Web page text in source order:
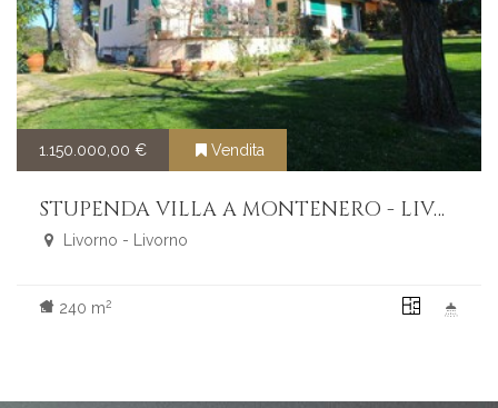
1.150.000,00 € Vendita
STUPENDA VILLA A MONTENERO - LIVORNO
Livorno - Livorno
240 m2